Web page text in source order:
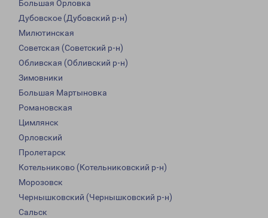
Большая Орловка
Дубовское (Дубовский р-н)
Милютинская
Советская (Советский р-н)
Обливская (Обливский р-н)
Зимовники
Большая Мартыновка
Романовская
Цимлянск
Орловский
Пролетарск
Котельниково (Котельниковский р-н)
Морозовск
Чернышковский (Чернышковский р-н)
Сальск